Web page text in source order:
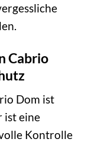
Cabrio
Dom ist
ist eine
Kontrolle